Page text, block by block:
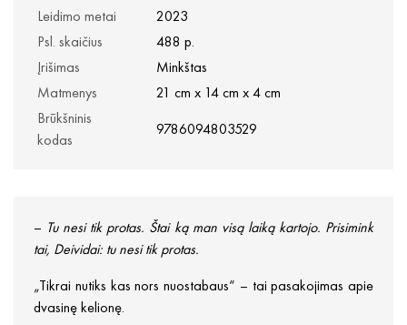
Leidimo metai
2023
Psl. skaičius
488 p.
Įrišimas
Minkštas
Matmenys
21 cm x 14 cm x 4 cm
Brūkšninis
kodas
9786094803529
– Tu nesi tik protas. Štai ką man visą laiką kartojo. Prisimink
tai, Deividai: tu nesi tik protas.
„Tikrai nutiks kas nors nuostabaus“ – tai pasakojimas apie
dvasinę kelionę.